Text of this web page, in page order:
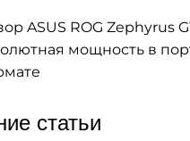
ASUS ROG Zephyrus
мощность в
статьи